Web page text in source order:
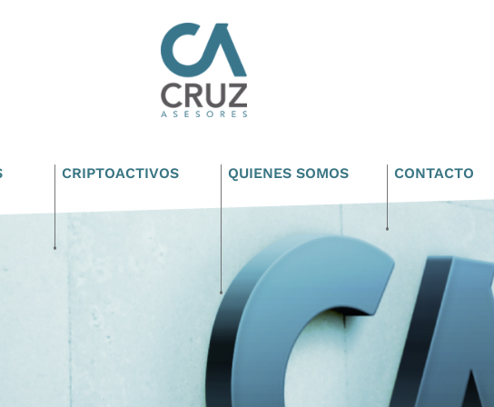
CRIPTOACTIVOS QUIENES SOMOS CONTACTO